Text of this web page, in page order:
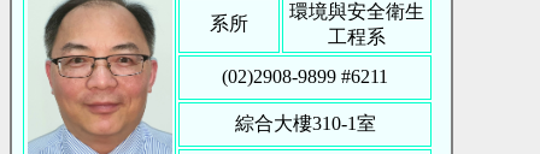
系所
環境與安全衛生
工程系
(02)2908-9899 #6211
綜合大樓310-1室